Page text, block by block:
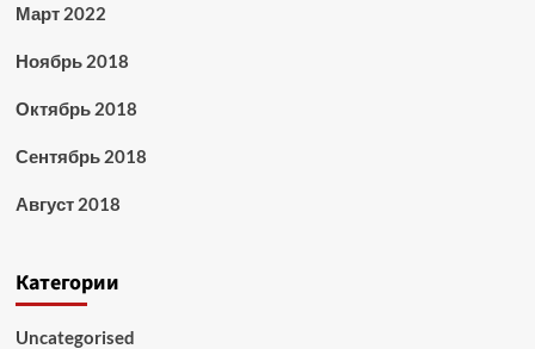
Март 2022
Ноябрь 2018
Октябрь 2018
Сентябрь 2018
Август 2018
Категории
Uncategorised